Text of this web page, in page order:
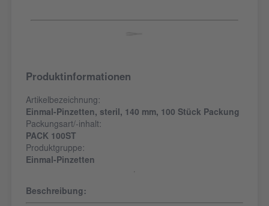
Produktinformationen
Artikelbezeichnung:
Einmal-Pinzetten, steril, 140 mm, 100 Stück Packung
Packungsart/-inhalt:
PACK 100ST
Produktgruppe:
Einmal-Pinzetten
Beschreibung: